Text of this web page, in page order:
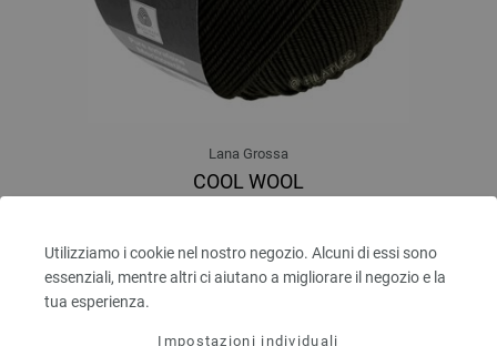
Utilizziamo i cookie nel nostro negozio. Alcuni di essi sono
essenziali, mentre altri ci aiutano a migliorare il negozio e la
tua esperienza.
Impostazioni individuali
Lana Grossa
COOL WOOL
Dimensioni d’aghi: 3 - 3,5
5,46 €